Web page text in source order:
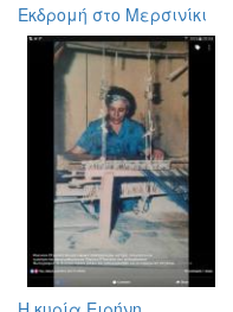
Εκδρομή στο Μερσινίκι